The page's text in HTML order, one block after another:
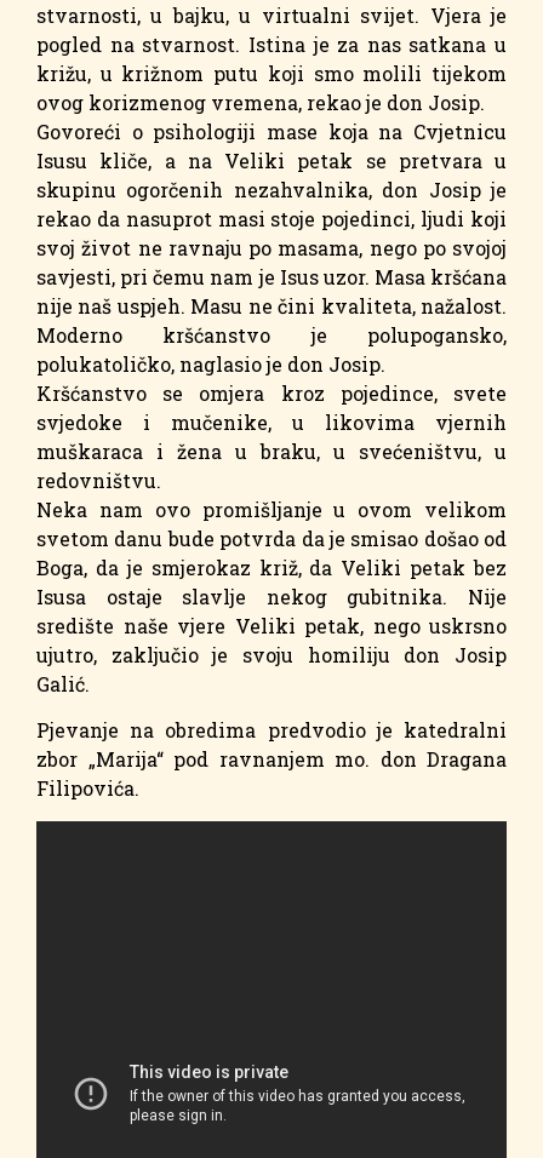
stvarnosti, u bajku, u virtualni svijet. Vjera je
pogled na stvarnost. Istina je za nas satkana u
križu, u križnom putu koji smo molili tijekom
ovog korizmenog vremena, rekao je don Josip.
Govoreći o psihologiji mase koja na Cvjetnicu
Isusu kliče, a na Veliki petak se pretvara u
skupinu ogorčenih nezahvalnika, don Josip je
rekao da nasuprot masi stoje pojedinci, ljudi koji
svoj život ne ravnaju po masama, nego po svojoj
savjesti, pri čemu nam je Isus uzor. Masa kršćana
nije naš uspjeh. Masu ne čini kvaliteta, nažalost.
Moderno kršćanstvo je polupogansko,
polukatoličko, naglasio je don Josip.
Kršćanstvo se omjera kroz pojedince, svete
svjedoke i mučenike, u likovima vjernih
muškaraca i žena u braku, u svećeništvu, u
redovništvu.
Neka nam ovo promišljanje u ovom velikom
svetom danu bude potvrda da je smisao došao od
Boga, da je smjerokaz križ, da Veliki petak bez
Isusa ostaje slavlje nekog gubitnika. Nije
središte naše vjere Veliki petak, nego uskrsno
ujutro, zaključio je svoju homiliju don Josip
Galić.
Pjevanje na obredima predvodio je katedralni
zbor „Marija“ pod ravnanjem mo. don Dragana
Filipovića.